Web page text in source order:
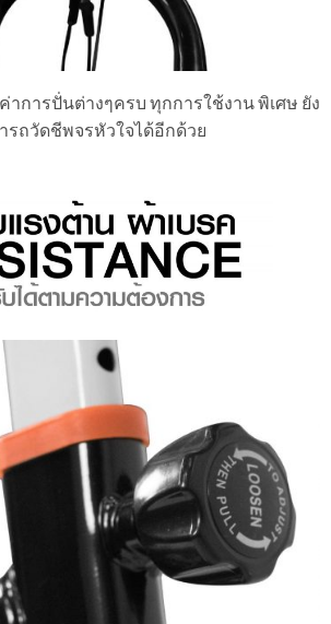
การปั่นต่างๆครบ ทุกการใช้งาน พิเศษ ยัง
รถวัดชีพจรหัวใจได้อีกด้วย